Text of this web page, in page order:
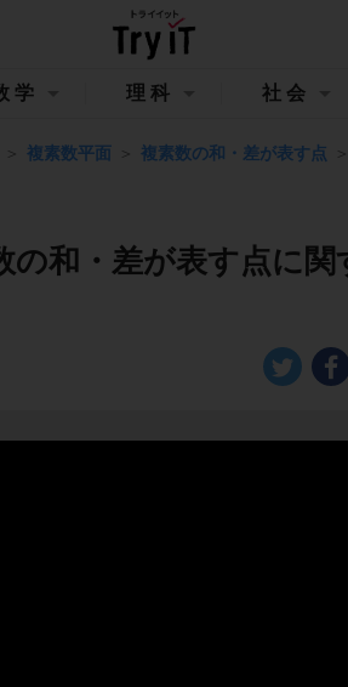
学 理科 社会
複素数平面 複素数の和・差が表す点
の和・差が表す点に関